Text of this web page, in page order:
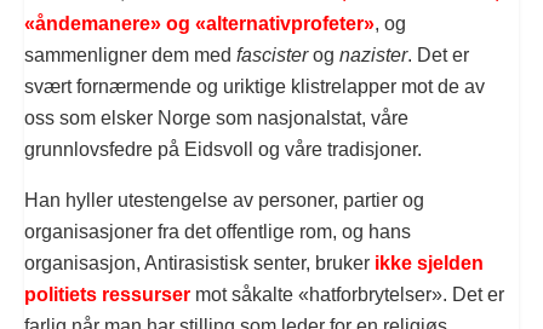
«åndemanere» og «alternativprofeter», og
sammenligner dem med fascisterog nazister. Det er
svært fornærmende og uriktige klistrelapper mot de av
oss som elsker Norge som nasjonalstat, våre
grunnlovsfedre på Eidsvoll og våre tradisjoner.
Han hyller utestengelse av personer, partier og
organisasjoner fra det offentlige rom, og hans
organisasjon, Antirasistisk senter, bruker ikke sjelden
politiets ressurser mot såkalte «hatforbrytelser». Det er